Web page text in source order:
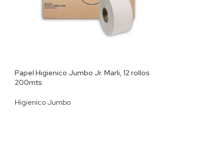
Papel Higienico Jumbo Jr. Marli, 12 rollos
200mts
Higienico Jumbo